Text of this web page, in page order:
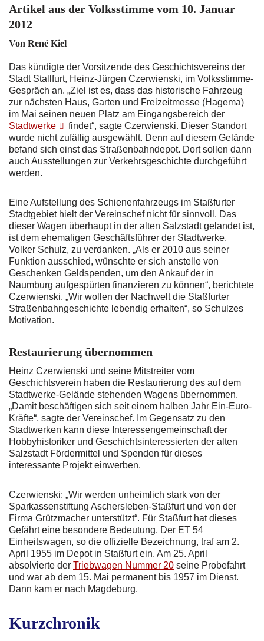
Artikel aus der Volksstimme vom 10. Januar
2012
Von René Kiel
Das kündigte der Vorsitzende des Geschichtsvereins der
Stadt Stallfurt, Heinz-Jürgen Czerwienski, im Volksstimme-
Gespräch an. „Ziel ist es, dass das historische Fahrzeug
zur nächsten Haus, Garten und Freizeitmesse (Hagema)
im Mai seinen neuen Platz am Eingangsbereich der
Stadtwerke
findet“, sagte Czerwienski. Dieser Standort
wurde nicht zufällig ausgewählt. Denn auf diesem Gelände
befand sich einst das Straßenbahndepot. Dort sollen dann
auch Ausstellungen zur Verkehrsgeschichte durchgeführt
werden.
Eine Aufstellung des Schienenfahrzeugs im Staßfurter
Stadtgebiet hielt der Vereinschef nicht für sinnvoll. Das
dieser Wagen überhaupt in der alten Salzstadt gelandet ist,
ist dem ehemaligen Geschäftsführer der Stadtwerke,
Volker Schulz, zu verdanken. „Als er 2010 aus seiner
Funktion ausschied, wünschte er sich anstelle von
Geschenken Geldspenden, um den Ankauf der in
Naumburg aufgespürten finanzieren zu können“, berichtete
Czerwienski. „Wir wollen der Nachwelt die Staßfurter
Straßenbahngeschichte lebendig erhalten“, so Schulzes
Motivation.
Restaurierung übernommen
Heinz Czerwienski und seine Mitstreiter vom
Geschichtsverein haben die Restaurierung des auf dem
Stadtwerke-Gelände stehenden Wagens übernommen.
„Damit beschäftigen sich seit einem halben Jahr Ein-Euro-
Kräfte“, sagte der Vereinschef. Im Gegensatz zu den
Stadtwerken kann diese Interessengemeinschaft der
Hobbyhistoriker und Geschichtsinteressierten der alten
Salzstadt Fördermittel und Spenden für dieses
interessante Projekt einwerben.
Czerwienski: „Wir werden unheimlich stark von der
Sparkassenstiftung Aschersleben-Staßfurt und von der
Firma Grützmacher unterstützt“. Für Staßfurt hat dieses
Gefährt eine besondere Bedeutung. Der ET 54
Einheitswagen, so die offizielle Bezeichnung, traf am 2.
April 1955 im Depot in Staßfurt ein. Am 25. April
absolvierte der Triebwagen Nummer 20 seine Probefahrt
und war ab dem 15. Mai permanent bis 1957 im Dienst.
Dann kam er nach Magdeburg.
Kurzchronik